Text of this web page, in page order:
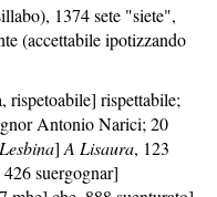
1374 sete "siete",
(accettabile ipotizzando
rispetoabile] rispettabile;
Antonio Narici; 20
]A Lisaura, 123
suergognar]